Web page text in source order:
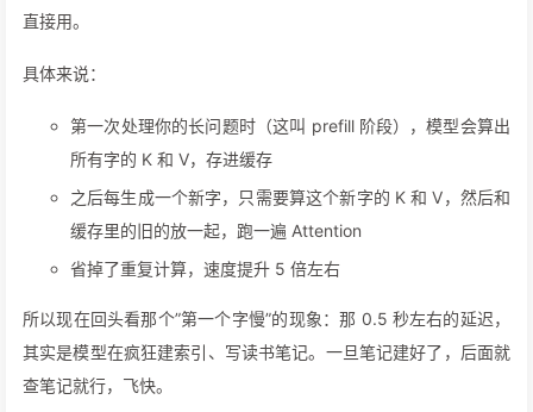
直接用。
具体来说：
第一次处理你的长问题时（这叫 prefill 阶段），模型会算出
所有字的 K 和 V，存进缓存
之后每生成一个新字，只需要算这个新字的 K 和 V，然后和
缓存里的旧的放一起，跑一遍 Attention
省掉了重复计算，速度提升 5 倍左右
所以现在回头看那个”第一个字慢”的现象：那 0.5 秒左右的延迟，
其实是模型在疯狂建索引、写读书笔记。一旦笔记建好了，后面就
查笔记就行，飞快。